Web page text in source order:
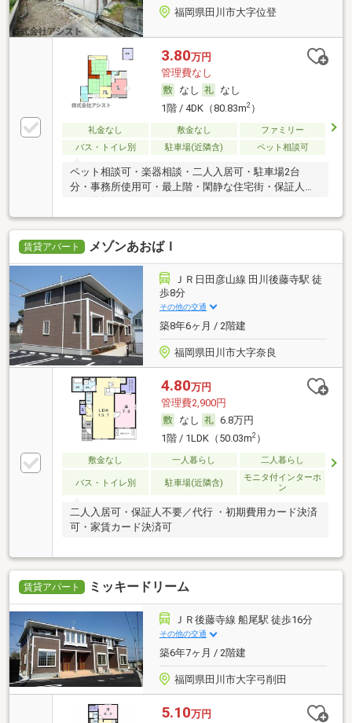
福岡県田川市大字位登
3.80万円
管理費なし
なし
なし
1階 / 4DK（80.83m2）
礼金なし 敷金なし
ファミリー
バス・トイレ別
駐車場(近隣含) ペット相談可
ペット相談可・楽器相談・二人入居可・駐車場2台
分・事務所使用可・最上階・閑静な住宅街・保証人不
賃貸アパート メゾンあおばＩ
ＪＲ日田彦山線 田川後藤寺駅 徒
歩8分
その他の交通
築8年6ヶ月 / 2階建
福岡県田川市大字奈良
4.80万円
管理費2,900円
なし
6.8万円
1階 / 1LDK（50.03m2）
敷金なし 一人暮らし 二人暮らし
バス・トイレ別 駐車場(近隣含)
モニタ付インターホ
ン
二人入居可・保証人不要／代行 ・初期費用カード決済
可・家賃カード決済可
賃貸アパート ミッキードリーム
ＪＲ後藤寺線 船尾駅 徒歩16分
その他の交通
築6年7ヶ月 / 2階建
福岡県田川市大字弓削田
5.10万円